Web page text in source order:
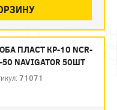
ПЛАСТ КР-10 NCR-
NAVIGATOR 50ШТ
71071